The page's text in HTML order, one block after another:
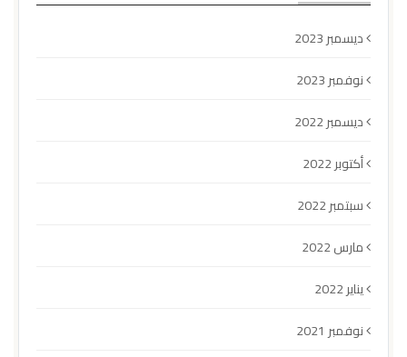
ديسمبر 2023
نوفمبر 2023
ديسمبر 2022
أكتوبر 2022
سبتمبر 2022
مارس 2022
يناير 2022
نوفمبر 2021